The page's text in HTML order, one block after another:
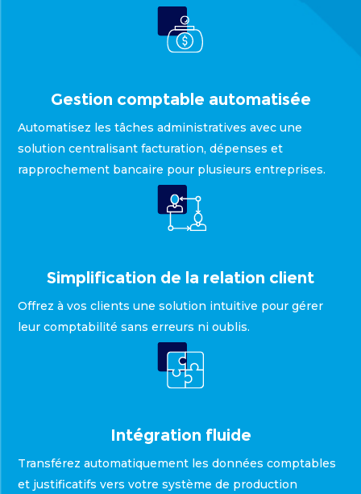
Gestion comptable automatisée
Automatisez les tâches administratives avec une
solution centralisant facturation, dépenses et
rapprochement bancaire pour plusieurs entreprises.
Simplification de la relation client
Offrez à vos clients une solution intuitive pour gérer
leur comptabilité sans erreurs ni oublis.
Intégration fluide
Transférez automatiquement les données comptables
et justificatifs vers votre système de production